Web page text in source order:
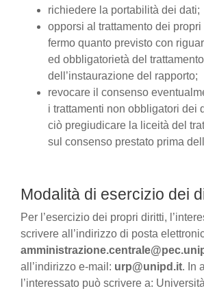
richiedere la portabilità dei dati;
opporsi al trattamento dei
fermo quanto previsto con
ed obbligatorietà del
dell’instaurazione del rapporto;
revocare il consenso
i trattamenti non obbligatori dei
ciò pregiudicare la liceità del
sul consenso prestato prima
Modalità di esercizio dei
Per l’esercizio dei propri diritti,
scrivere all’indirizzo di posta
all’indirizzo e-mail: urp@unipd.it. In
l’interessato può scrivere a: